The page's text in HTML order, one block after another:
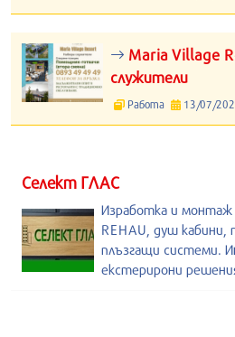
Maria Village
служители
Работа 13/07/
Селект ГЛАС
Изработка и монтаж
REHAU, душ кабини,
плъзгащи системи.
екстерирони